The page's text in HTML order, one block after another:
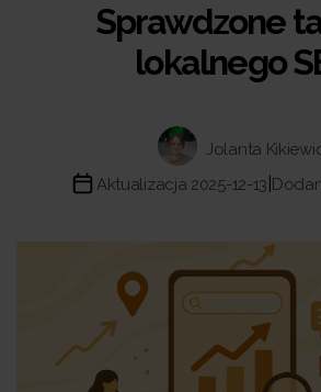
Sprawdzone
lokalnego
Jolanta
Aktualizacja 2025-12-13